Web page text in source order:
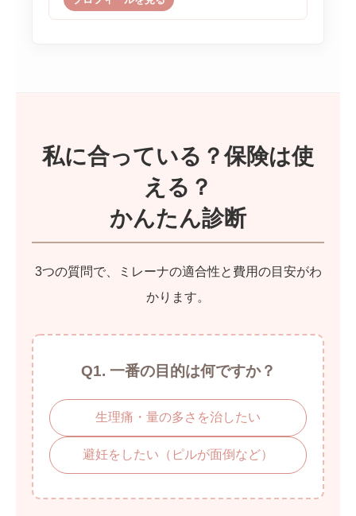
私に合っている？保険は使
える？
かんたん診断
3つの質問で、ミレーナの適合性と費用の目安がわ
かります。
Q1. 一番の目的は何ですか？
生理痛・量の多さを治したい
避妊をしたい（ピルが面倒など）